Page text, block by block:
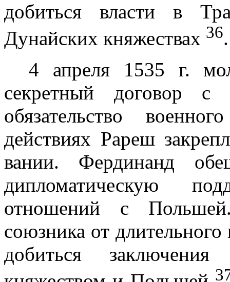
добиться власти в
Дунайских княжествах 36.
4 апреля 1535 г.
секретный до­говор
обязательство
действиях Рареш
вании. Фердинанд
дипломатическую
отношений с
союзника от
добиться